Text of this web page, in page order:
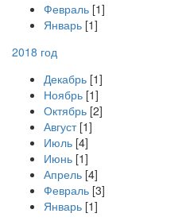
Февраль [1]
Январь [1]
2018 год
Декабрь [1]
Ноябрь [1]
Октябрь [2]
Август[1]
Июль [4]
Июнь [1]
Апрель [4]
Февраль [3]
Январь [1]